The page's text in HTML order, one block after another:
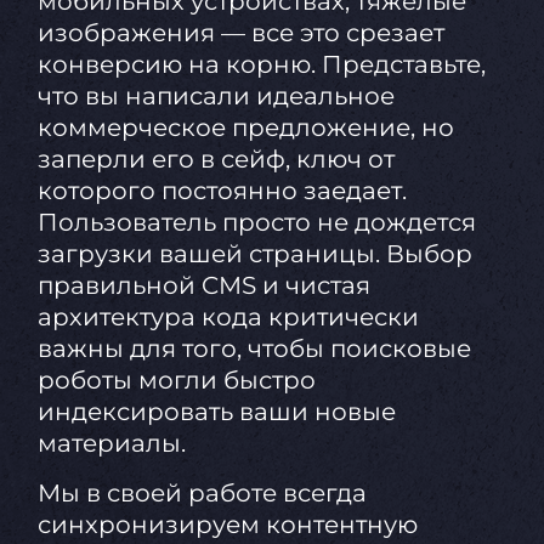
изображения — все это срезает
конверсию на корню. Представьте,
что вы написали идеальное
коммерческое предложение, но
заперли его в сейф, ключ от
которого постоянно заедает.
Пользователь просто не дождется
загрузки вашей страницы. Выбор
правильной CMS и чистая
архитектура кода критически
важны для того, чтобы поисковые
роботы могли быстро
индексировать ваши новые
материалы.
Мы в своей работе всегда
синхронизируем контентную